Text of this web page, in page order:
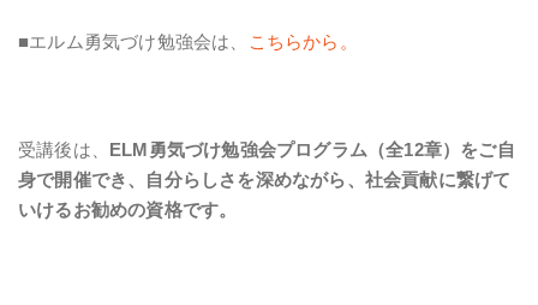
■エルム勇気づけ勉強会は、 こちらから。
受講後は、 ELM 勇気づけ勉強会プログラム（全12章）をご自
身で開催でき、自分らしさを深めながら、社会貢献に繋げて
いけるお勧めの資格です。